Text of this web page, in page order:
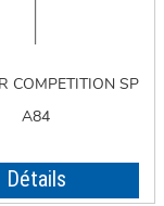
COMPETITION SP
A84
Détails